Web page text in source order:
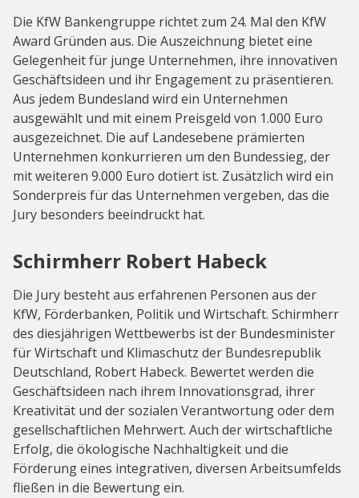
Die KfW Bankengruppe richtet zum 24. Mal den KfW
Award Gründen aus. Die Auszeichnung bietet eine
Gelegenheit für junge Unternehmen, ihre innovativen
Geschäftsideen und ihr Engagement zu präsentieren.
Aus jedem Bundesland wird ein Unternehmen
ausgewählt und mit einem Preisgeld von 1.000 Euro
ausgezeichnet. Die auf Landesebene prämierten
Unternehmen konkurrieren um den Bundessieg, der
mit weiteren 9.000 Euro dotiert ist. Zusätzlich wird ein
Sonderpreis für das Unternehmen vergeben, das die
Jury besonders beeindruckt hat.
Schirmherr Robert Habeck
Die Jury besteht aus erfahrenen Personen aus der
KfW, Förderbanken, Politik und Wirtschaft. Schirmherr
des diesjährigen Wettbewerbs ist der Bundesminister
für Wirtschaft und Klimaschutz der Bundesrepublik
Deutschland, Robert Habeck. Bewertet werden die
Geschäftsideen nach ihrem Innovationsgrad, ihrer
Kreativität und der sozialen Verantwortung oder dem
gesellschaftlichen Mehrwert. Auch der wirtschaftliche
Erfolg, die ökologische Nachhaltigkeit und die
Förderung eines integrativen, diversen Arbeitsumfelds
fließen in die Bewertung ein.